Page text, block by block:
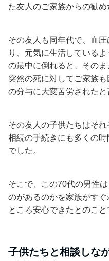
た友人のご家族からの勧め
その友人も同年代で、血
り、元気に生活している
の最中に倒れると、そのま
突然の死に対してご家族
の分与に大変苦労されたと
その友人の子供たちはそれ
相続の手続きにも多くの
でした。
そこで、この70代の男性
のがあるのかを家族がす
ところ安心できたとのこと
子供たちと相談しな